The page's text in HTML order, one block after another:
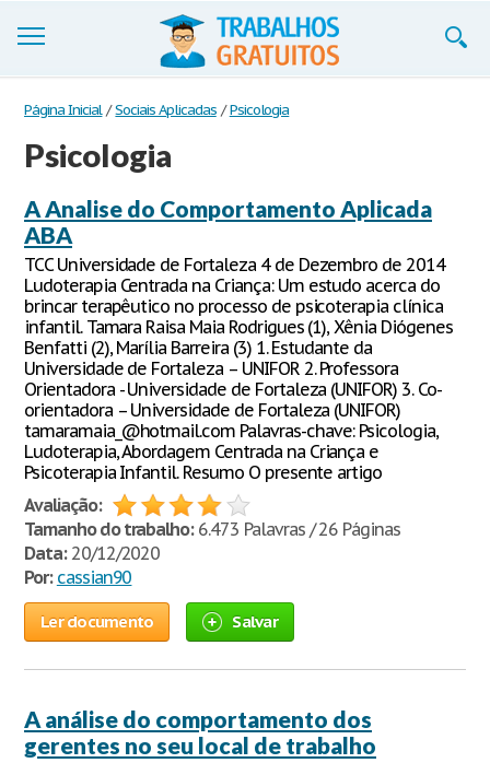
Trabalhos
Cadastre-se
Entre
Blog
Contate-nos
Página Inicial / Sociais Aplicadas / Psicologia
Psicologia
A Analise do Comportamento Aplicada
ABA
TCC Universidade de Fortaleza 4 de Dezembro de 2014
Ludoterapia Centrada na Criança: Um estudo acerca do
brincar terapêutico no processo de psicoterapia clínica
infantil. Tamara Raisa Maia Rodrigues (1), Xênia Diógenes
Benfatti (2), Marília Barreira (3) 1. Estudante da
Universidade de Fortaleza – UNIFOR 2. Professora
Orientadora - Universidade de Fortaleza (UNIFOR) 3. Co-
orientadora – Universidade de Fortaleza (UNIFOR)
tamaramaia_@hotmail.com Palavras-chave: Psicologia,
Ludoterapia, Abordagem Centrada na Criança e
Psicoterapia Infantil. Resumo O presente artigo
Avaliação:
Tamanho do trabalho:6.473 Palavras / 26 Páginas
Data:20/12/2020
Por: cassian90
Ler documento Salvar
A análise do comportamento dos
gerentes no seu local de trabalho